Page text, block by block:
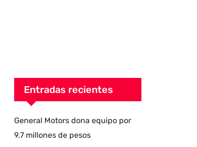
Entradas recientes
General Motors dona equipo por
9.7 millones de pesos